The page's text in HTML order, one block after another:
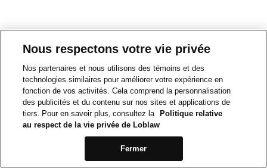
Nous respectons votre vie privée
Nos partenaires et nous utilisons des témoins et des
technologies similaires pour améliorer votre expérience en
fonction de vos activités. Cela comprend la personnalisation
des publicités et du contenu sur nos sites et applications de
tiers. Pour en savoir plus, consultez la
Politique relative
au respect de la vie privée de Loblaw
Fermer